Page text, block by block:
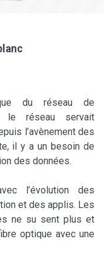
du réseau de
le réseau servait
l’avènement des
il y a un besoin de
des données.
l’évolution des
et des applis. Les
ne su sent plus et
optique avec une